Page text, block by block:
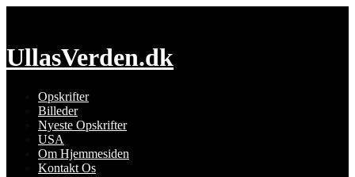
UllasVerden.dk
Opskrifter
Billeder
Nyeste Opskrifter
USA
Om Hjemmesiden
Kontakt Os